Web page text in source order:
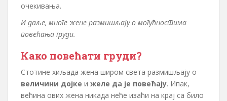
очекивања.
И даље, многе жене размишљају о могућностима
повећања груди.
Како повећати груди?
Стотине хиљада жена широм света размишљају о
величини дојке и желе да је повећају. Ипак,
већина ових жена никада неће изаћи на крај са било